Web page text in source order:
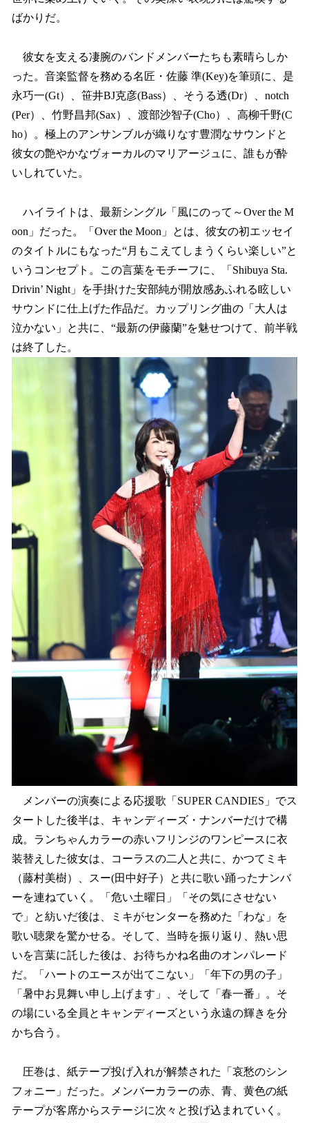
ばかりだ。
彼女を支える凄腕のバンドメンバーたちも素晴らしか
った。音楽監督を務める名匠・佐藤 準(Key)を筆頭に、是
永巧一(Gt）、笹井BJ克彦(Bass）、そうる透(Dr）、notch
(Per）、竹野昌邦(Sax）、渡部沙智子(Cho）、高柳千野(C
ho）。極上のアンサンブルが織りなす豊潤なサウンドと
彼女の艶やかなヴォーカルのマリアージュに、誰もが酔
いしれていた。
ハイライトは、最新シングル「風にのって～Over the M
oon」だった。「Over the Moon」とは、彼女の初エッセイ
のタイトルにもなった“月もこえてしまうくらい楽しい”と
いうコンセプト。この言葉をモチーフに、「Shibuya Sta.
Drivin’ Night」を手掛けた安部純が開放感あふれる眩しい
サウンドに仕上げた作品だ。カップリング曲の「大人は
泣かない」と共に、“最新の伊藤蘭”を魅せつけて、前半戦
は終了した。
メンバーの演奏による応援歌「SUPER CANDIES」でス
タートした後半は、キャンディーズ・ナンバーだけで構
成。ランちゃんカラーの赤いフリンジのワンピースに衣
装替えした彼女は、コーラスの二人と共に、かつてミキ
（藤村美樹）、スー(田中好子）と共に歌い踊ったナンバ
ーを連ねていく。「危い土曜日」「その気にさせない
で」と紡いだ後は、ミキがセンターを務めた「わな」を
歌い聴衆を驚かせる。そして、当時を振り返り、熱い思
いを言葉に託した後は、お待ちかね名曲のオンパレード
だ。「ハートのエースが出てこない」「年下の男の子」
「暑中お見舞い申し上げます」、そして「春一番」。そ
の場にいる全員とキャンディーズという永遠の輝きを分
かち合う。
圧巻は、紙テープ投げ入れが解禁された「哀愁のシン
フォニー」だった。メンバーカラーの赤、青、黄色の紙
テープが客席からステージに次々と投げ込まれていく。